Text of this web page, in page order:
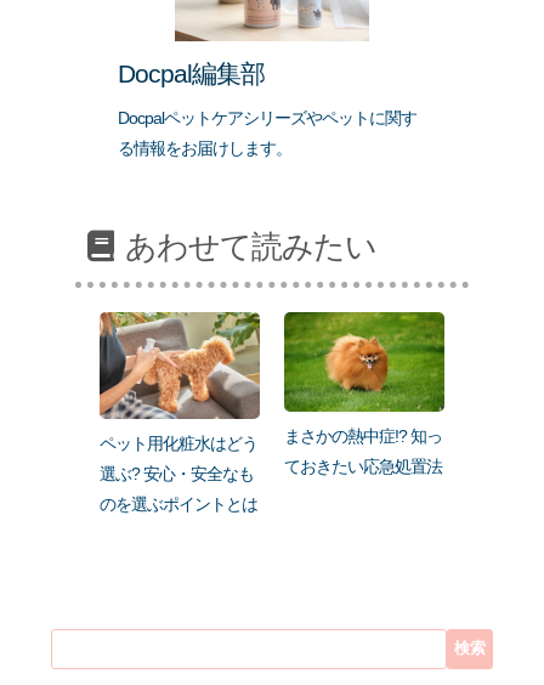
Docpal編集部
Docpalペットケアシリーズやペットに関す
る情報をお届けします。
あわせて読みたい
ペット用化粧水はどう
選ぶ? 安心・安全なも
のを選ぶポイントとは
まさかの熱中症!? 知っ
ておきたい応急処置法
索: